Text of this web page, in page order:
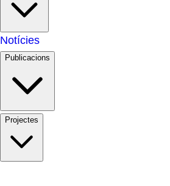
Notícies
Publicacions
Projectes